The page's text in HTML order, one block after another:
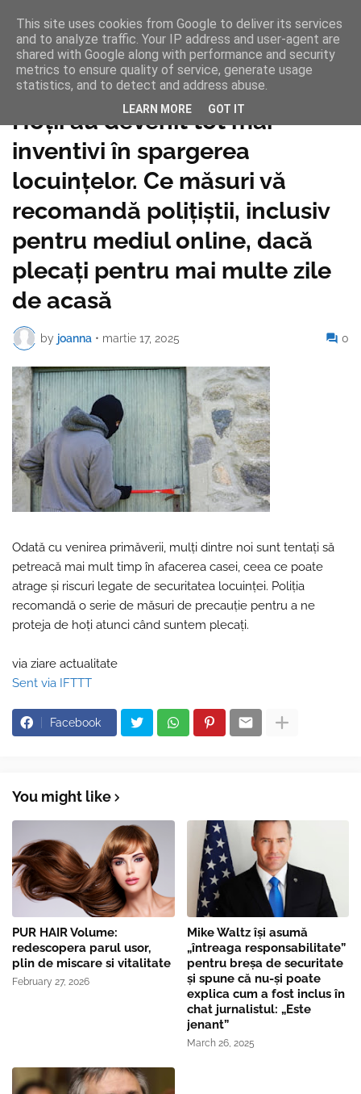
Pagina de pornire
Hoții au devenit tot mai
inventivi în spargerea
locuințelor. Ce măsuri vă
recomandă polițiștii, inclusiv
pentru mediul online, dacă
plecați pentru mai multe zile
de acasă
by joanna • martie 17, 2025 0
Odată cu venirea primăverii, mulți dintre noi sunt tentați să
petreacă mai mult timp în afacerea casei, ceea ce poate
atrage și riscuri legate de securitatea locuinței. Poliția
recomandă o serie de măsuri de precauție pentru a ne
proteja de hoți atunci când suntem plecați.
via ziare actualitate
Sent via IFTTT
Facebook
You might like
PUR HAIR Volume:
redescopera parul usor,
plin de miscare si vitalitate
February 27, 2026
Mike Waltz îşi asumă
„întreaga responsabilitate”
pentru breşa de securitate
și spune că nu-și poate
explica cum a fost inclus în
chat jurnalistul: „Este
jenant”
March 26, 2025
This site uses cookies from Google to deliver its services
and to analyze traffic. Your IP address and user-agent are
shared with Google along with performance and security
metrics to ensure quality of service, generate usage
statistics, and to detect and address abuse.
LEARN MORE GOT IT